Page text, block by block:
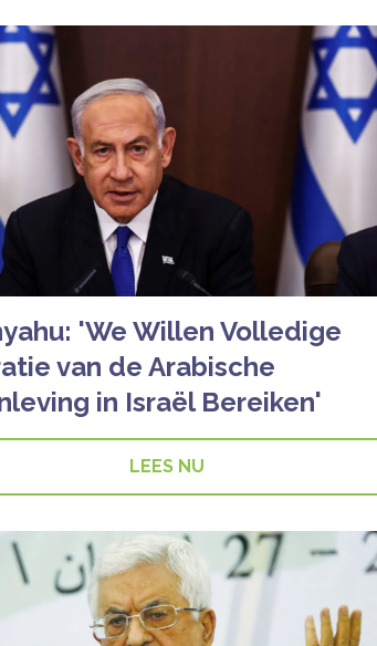
'We Willen Volledige
van de Arabische
in Israël Bereiken'
LEES NU